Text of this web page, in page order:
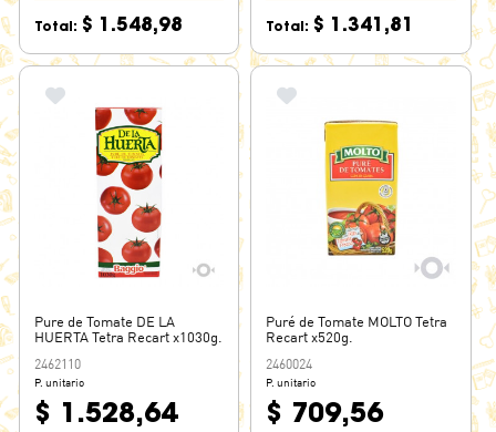
Total: $ 1.548,98 Total: $ 1.341,81
Pure de Tomate DE LA
HUERTA Tetra Recart x1030g.
2462110
P. unitario
$ 1.528,64
Puré de Tomate MOLTO Tetra
Recart x520g.
2460024
P. unitario
$ 709,56